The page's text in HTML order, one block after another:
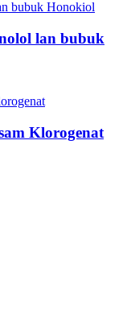
lan bubuk
Klorogenat